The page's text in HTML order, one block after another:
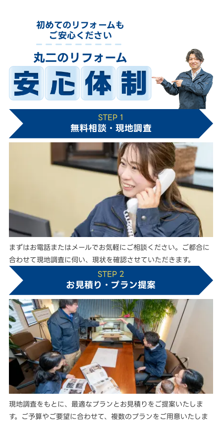
初めてのリフォームも
ご安心ください
丸二のリフォーム
STEP 1
無料相談・現地調査
まずはお電話またはメールでお気軽にご相談ください。ご都合に
合わせて現地調査に伺い、現状を確認させていただきます。
STEP 2
お見積り・プラン提案
現地調査をもとに、最適なプランとお見積りをご提案いたしま
す。ご予算やご要望に合わせて、複数のプランをご用意いたしま